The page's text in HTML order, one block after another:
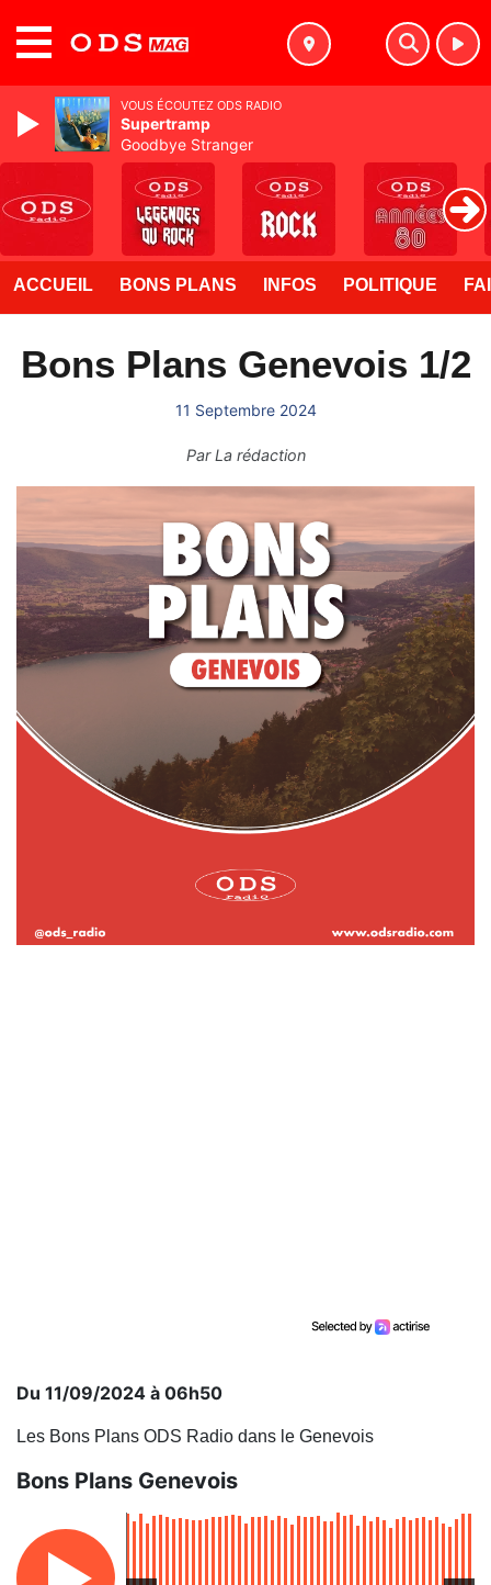
ACCUEIL BONS PLANS INFOS POLITIQUE
Bons Plans Genevois 1/2
11 Septembre 2024
ParLa rédaction
Du 11/09/2024 à 06h50
Les Bons Plans ODS Radio dans le Genevois
Bons Plans Genevois
VOUS ÉCOUTEZ ODS RADIO
Supertramp
Goodbye Stranger